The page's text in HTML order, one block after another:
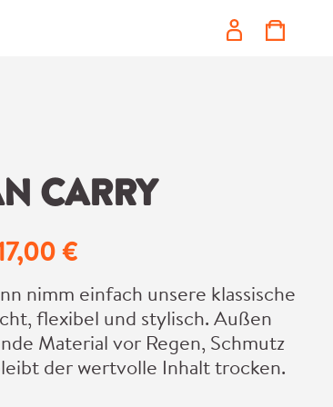
CARRY
Regulärer Preis:
€
nimm einfach unsere klassische
flexibel und stylisch. Außen
Material vor Regen, Schmutz
der wertvolle Inhalt trocken.